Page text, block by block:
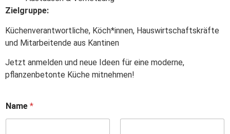
Zielgruppe:
Küchenverantwortliche, Köch*innen, Hauswirtschaftskräfte
und Mitarbeitende aus Kantinen
Jetzt anmelden und neue Ideen für eine moderne,
pflanzenbetonte Küche mitnehmen!
Name *